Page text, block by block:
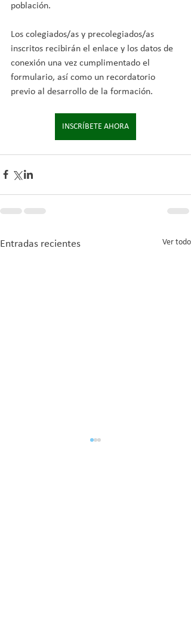
población.
Los colegiados/as y precolegiados/as
inscritos recibirán el enlace y los datos de
conexión una vez cumplimentado el
formulario, así como un recordatorio
previo al desarrollo de la formación.
INSCRÍBETE AHORA
Entradas recientes Ver todo